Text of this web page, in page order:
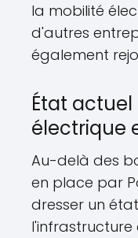
la mobilité
d'autres
également
État
électrique
Au-delà des
en place par
dresser un
l'infrastructure